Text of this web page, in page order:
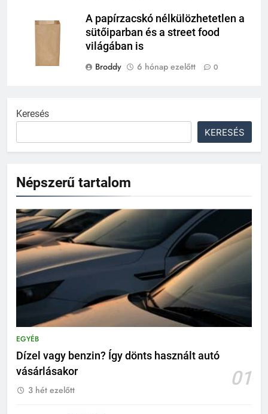
Keresés
KERESÉS
Népszerű tartalom
EGYÉB
Dízel vagy benzin? Így dönts használt autó
vásárlásakor
01
3 hét ezelőtt
A papírzacskó nélkülözhetetlen a
sütőiparban és a street food
világában is
Broddy
6 hónap ezelőtt 0